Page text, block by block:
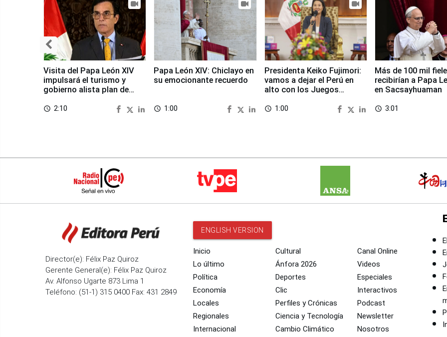
Visita del Papa León XIV
impulsará el turismo y
gobierno alista plan de
access_time 2:10
Papa León XIV: Chiclayo en
su emocionante recuerdo
access_time 1:00
Presidenta Keiko Fujimori:
vamos a dejar el Perú en
alto con los Juegos
access_time 1:00
Más de 100 mil
recibirían a Papa
en Sacsayhuaman
access_time 3:01
Director(e): Félix Paz Quiroz
Gerente General(e): Félix Paz Quiroz
Av. Alfonso Ugarte 873 Lima 1
Teléfono: (51-1) 315 0400 Fax: 431 2849
ENGLISH VERSION
Inicio
Lo último
Política
Economía
Locales
Regionales
Internacional
Cultural
Ánfora 2026
Deportes
Clic
Perfiles y Crónicas
Ciencia y Tecnología
Cambio Climático
Canal Online
Videos
Especiales
Interactivos
Podcast
Newsletter
Nosotros